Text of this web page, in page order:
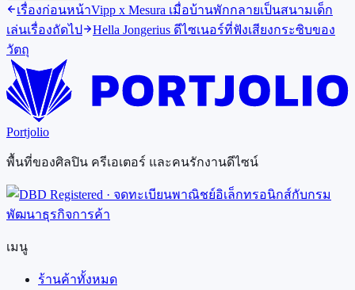
เรื่องก่อนหน้าVipp x Mesura เมื่อบ้านพักกลายเป็นสนามเด็ก
เล่นเรื่องถัดไป
Hella Jongerius ดีไซเนอร์ที่ฟังเสียงกระซิบของ
วัตถุ
Portjolio
พื้นที่ของศิลปิน ครีเอเตอร์ และคนรักงานดีไซน์
เมนู
ร้านค้าทั้งหมด